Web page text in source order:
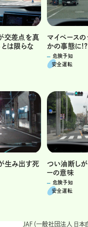
交差点を真
は限らな
マイペースの
かの事態に!?
危険予知
安全運転
生み出す死
つい油断しが
ーの意味
危険予知
安全運転
JAF（一般社団法人 日本